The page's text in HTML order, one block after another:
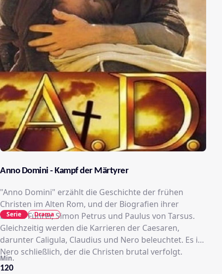
Anno Domini - Kampf der Märtyrer
"Anno Domini" erzählt die Geschichte der frühen
Christen im Alten Rom, und der Biografien ihrer
beiden Führer, Simon Petrus und Paulus von Tarsus.
Gleichzeitig werden die Karrieren der Caesaren,
darunter Caligula, Claudius und Nero beleuchtet. Es ist
Nero schließlich, der die Christen brutal verfolgt.
120
Min.
Serie Drama